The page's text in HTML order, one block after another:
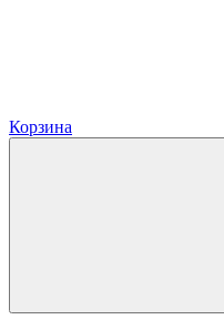
Корзина